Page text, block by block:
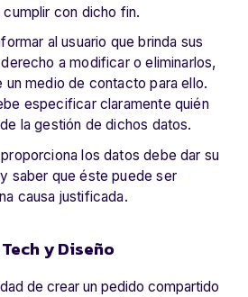
con dicho fin.
al usuario que brinda sus
a modificar o eliminarlos,
un medio de contacto para ello.
especificar claramente quién
la gestión de dichos datos.
los datos debe dar su
saber que éste puede ser
causa justificada.
y Diseño
de crear un pedido compartido